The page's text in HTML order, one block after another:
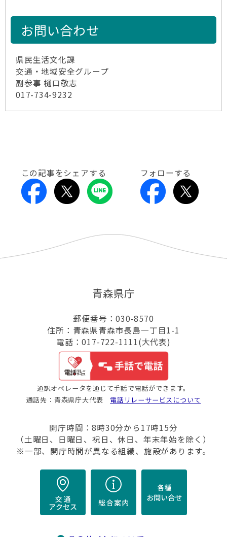
お問い合わせ
県民生活文化課
交通・地域安全グループ
副参事 樋口敬志
017-734-9232
この記事をシェアする フォローする
青森県庁
郵便番号：030-8570
住所：青森県青森市長島一丁目1-1
電話：017-722-1111(大代表)
通訳オペレータを通じて手話で電話ができます。
通話先：青森県庁大代表 電話リレーサービスについて
開庁時間：8時30分から17時15分
（土曜日、日曜日、祝日、休日、年末年始を除く）
※一部、開庁時間が異なる組織、施設があります。